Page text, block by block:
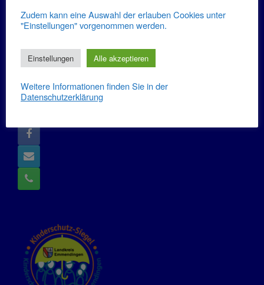
Informationen
Datenschutzerklärung
Kontakt
Zudem kann eine Auswahl der erlauben Cookies unter
"Einstellungen" vorgenommen werden.
Einstellungen Alle akzeptieren
Weitere Informationen finden Sie in der
Datenschutzerklärung